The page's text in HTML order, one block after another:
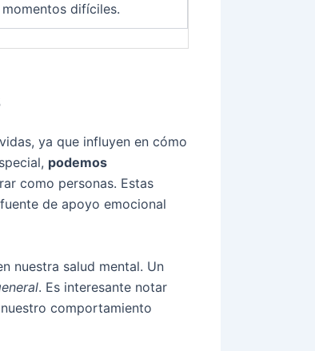
momentos difíciles.
ya que influyen en cómo
podemos
como personas. Estas
de apoyo emocional
nuestra salud mental. Un
. Es interesante notar
comportamiento